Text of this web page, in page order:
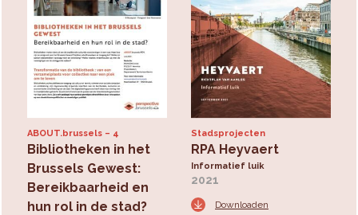
ABOUT.brussels 4
Bibliotheken in het
Brussels Gewest:
Bereikbaarheid en
hun rol in de stad?
Stadsprojecten
RPA Heyvaert
Informatief luik
2021
Downloaden